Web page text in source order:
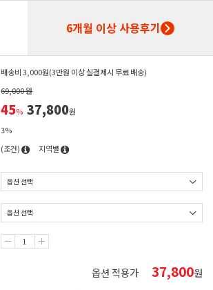
6개월 이상 사용후기
배송비 3,000원(3만원 이상 실결제시 무료 배송)
69,000 원
45% 37,800원
3%
(조건) 지역별
옵션 적용가 37,800원